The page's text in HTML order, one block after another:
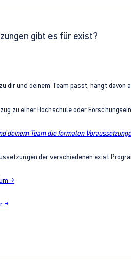
gibt es für exist?
dir und deinem Team passt, hängt
zu einer Hochschule oder
deinem Team die formalen
der verschiedenen exist
→
→